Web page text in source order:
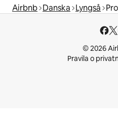
Airbnb Danska Lyngså
© 2026
Pravila o